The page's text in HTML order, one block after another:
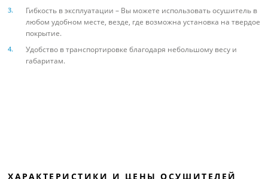
Гибкость в эксплуатации – Вы можете использовать осушитель в
любом удобном месте, везде, где возможна установка на твердое
покрытие.
Удобство в транспортировке благодаря небольшому весу и
габаритам.
ХАРАКТЕРИСТИКИ И ЦЕНЫ ОСУШИТЕЛЕЙ